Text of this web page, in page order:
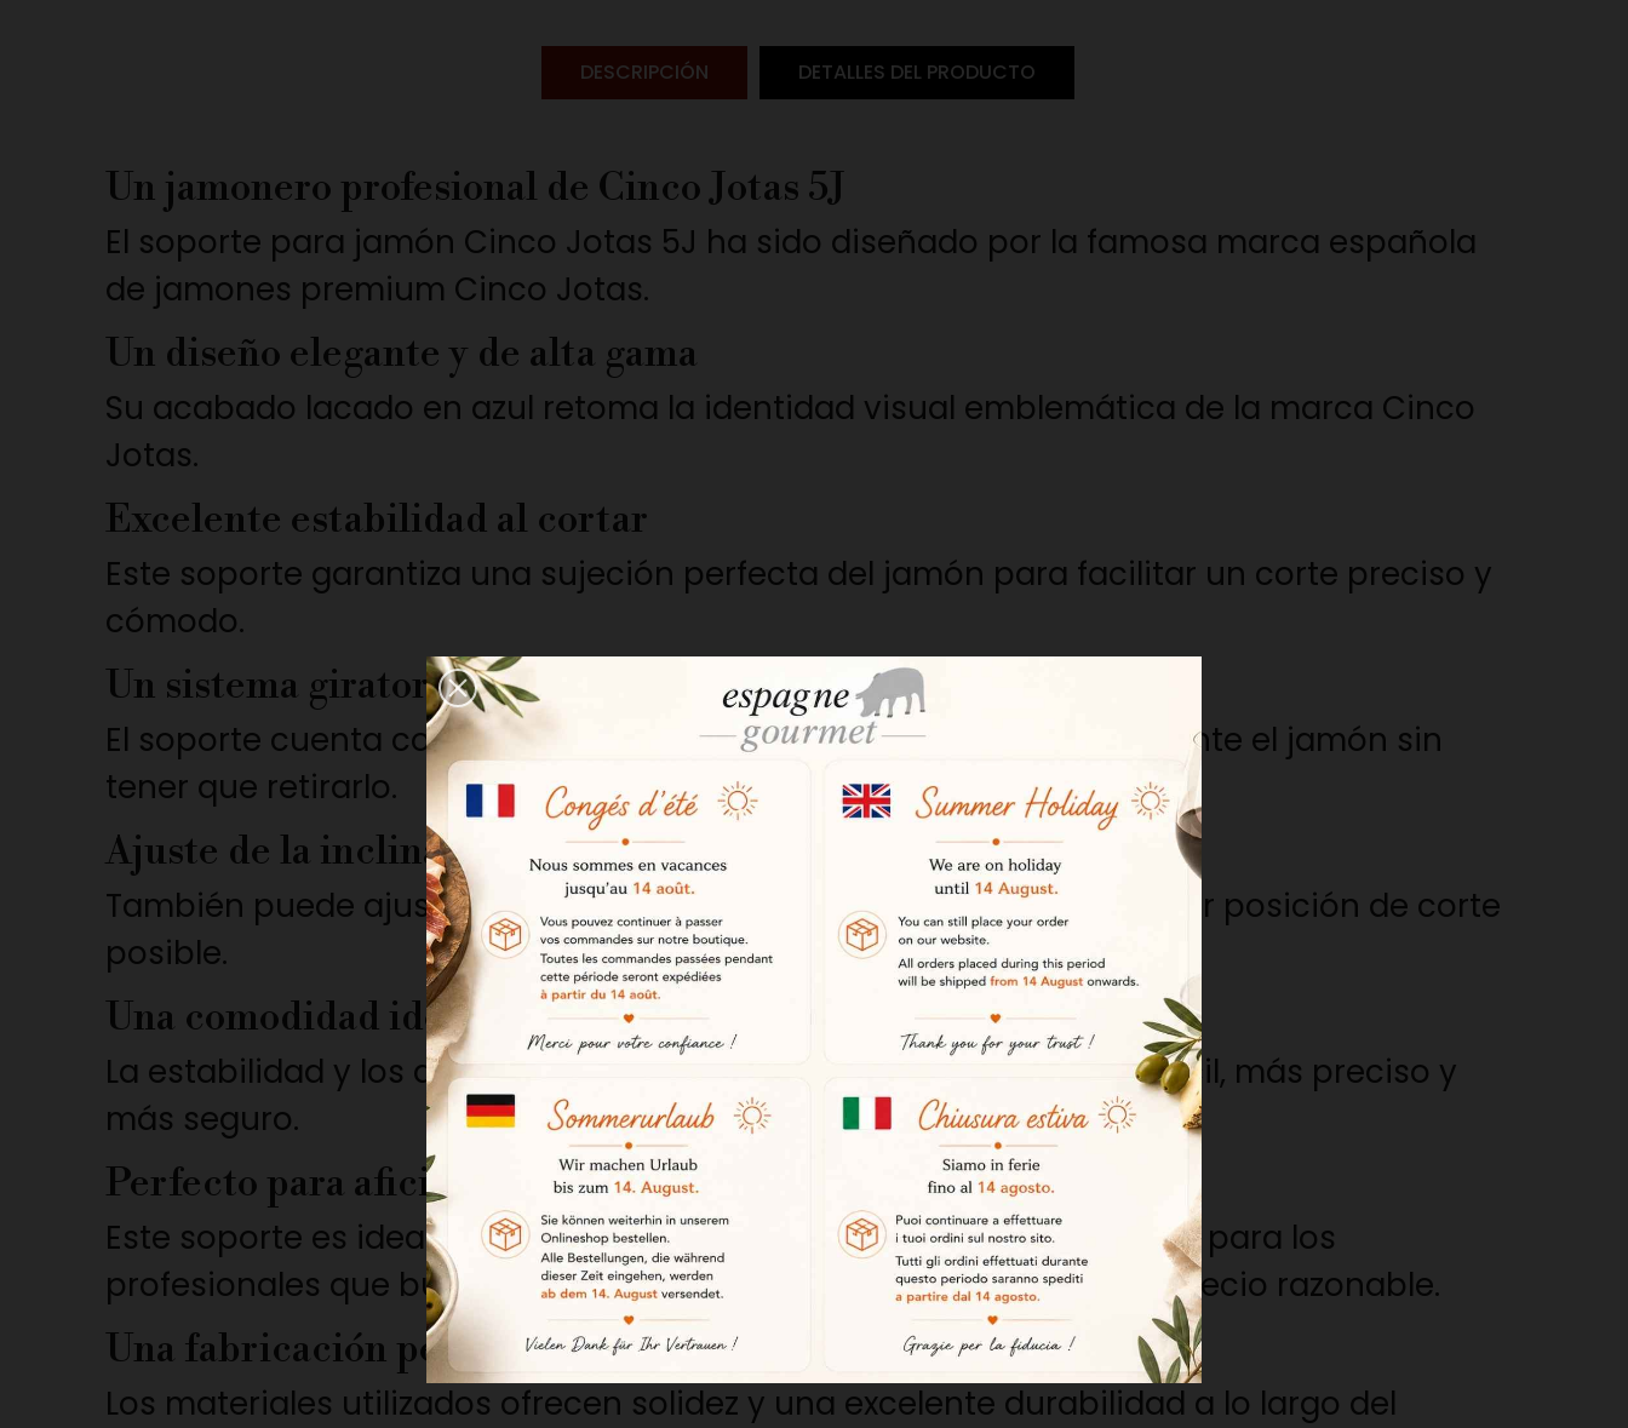
DESCRIPCIÓN DETALLES DEL PRODUCTO
Un jamonero profesional de Cinco Jotas 5J
El soporte para jamón Cinco Jotas 5J ha sido diseñado por la famosa marca española
de jamones premium Cinco Jotas.
Un diseño elegante y de alta gama
Su acabado lacado en azul retoma la identidad visual emblemática de la marca Cinco
Jotas.
Excelente estabilidad al cortar
Este soporte garantiza una sujeción perfecta del jamón para facilitar un corte preciso y
cómodo.
Un sistema giratorio muy práctico
El soporte cuenta con un sistema giratorio que permite girar fácilmente el jamón sin
tener que retirarlo.
Ajuste de la inclinación
También puede ajustar la inclinación del jamón para obtener la mejor posición de corte
posible.
Una comodidad ideal para el corte
La estabilidad y los diferentes ajustes hacen que el corte sea más fácil, más preciso y
más seguro.
Perfecto para aficionados y profesionales
Este soporte es ideal tanto para los amantes del jamón ibérico como para los
profesionales que buscan un equipo de calidad, con diseño y a un precio razonable.
Una fabricación pensada para durar
Los materiales utilizados ofrecen solidez y una excelente durabilidad a lo largo del